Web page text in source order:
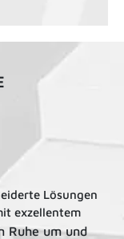
Lösungen
exzellentem
Ruhe um und